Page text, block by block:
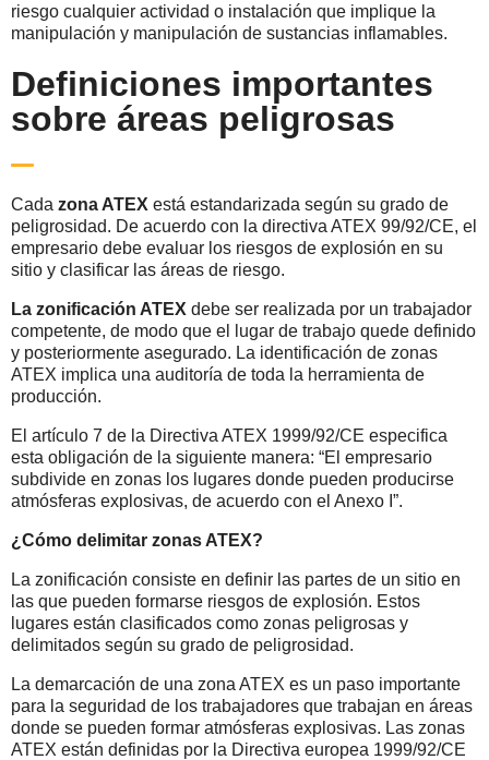
riesgo cualquier actividad o instalación que implique la
manipulación y manipulación de sustancias inflamables.
Definiciones importantes
sobre áreas peligrosas
Cada zona ATEX está estandarizada según su grado de
peligrosidad. De acuerdo con la directiva ATEX 99/92/CE, el
empresario debe evaluar los riesgos de explosión en su
sitio y clasificar las áreas de riesgo.
La zonificación ATEX debe ser realizada por un trabajador
competente, de modo que el lugar de trabajo quede definido
y posteriormente asegurado. La identificación de zonas
ATEX implica una auditoría de toda la herramienta de
producción.
El artículo 7 de la Directiva ATEX 1999/92/CE especifica
esta obligación de la siguiente manera: “El empresario
subdivide en zonas los lugares donde pueden producirse
atmósferas explosivas, de acuerdo con el Anexo I”.
¿Cómo delimitar zonas ATEX?
La zonificación consiste en definir las partes de un sitio en
las que pueden formarse riesgos de explosión. Estos
lugares están clasificados como zonas peligrosas y
delimitados según su grado de peligrosidad.
La demarcación de una zona ATEX es un paso importante
para la seguridad de los trabajadores que trabajan en áreas
donde se pueden formar atmósferas explosivas. Las zonas
ATEX están definidas por la Directiva europea 1999/92/CE